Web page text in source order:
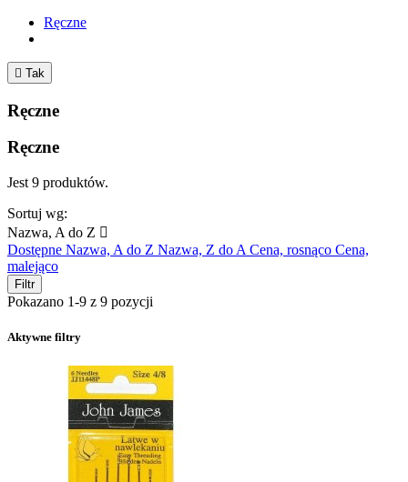
Ręczne
 Tak
Ręczne
Ręczne
Jest 9 produktów.
Sortuj wg:
Nazwa, A do Z 
Dostępne Nazwa, A do Z Nazwa, Z do A Cena, rosnąco Cena,
malejąco
Filtr
Pokazano 1-9 z 9 pozycji
Aktywne filtry